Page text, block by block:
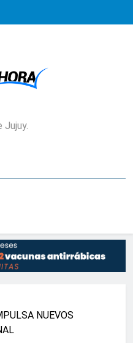
Jujuy.
NUEVOS